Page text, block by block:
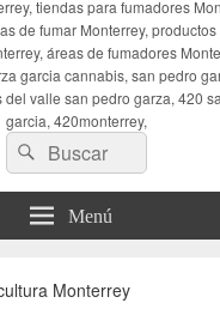
tiendas para fumadores
de fumar Monterrey,
áreas de fumadores
garcia cannabis, san pedro
valle san pedro garza, 420
garcia, 420monterrey,
Buscar
por:
Buscar
Menú
Monterrey